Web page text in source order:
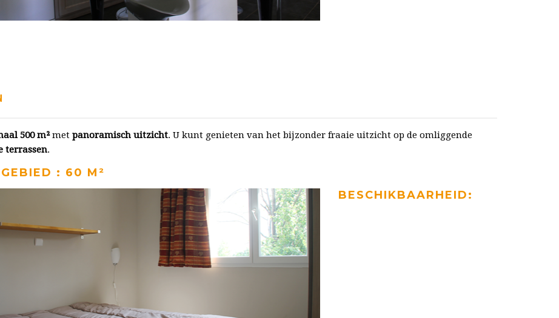
500 m²met panoramisch uitzicht. U kunt genieten van het bijzonder fraaie uitzicht op de omliggende
terrassen.
: 60 M²
BESCHIKBAARHEID: